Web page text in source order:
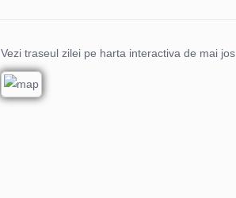
Vezi traseul zilei pe harta interactiva de mai jos